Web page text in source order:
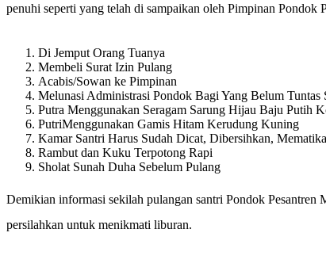
penuhi seperti yang telah di sampaikan oleh Pimpinan
Di Jemput Orang Tuanya
Membeli Surat Izin Pulang
Acabis/Sowan ke Pimpinan
Melunasi Administrasi Pondok Bagi Yang Belum Tuntas
Putra Menggunakan Seragam Sarung Hijau Baju Putih
PutriMenggunakan Gamis Hitam Kerudung Kuning
Kamar Santri Harus Sudah Dicat, Dibersihkan,
Rambut dan Kuku Terpotong Rapi
Sholat Sunah Duha Sebelum Pulang
Demikian informasi sekilah pulangan santri Pondok
persilahkan untuk menikmati liburan.